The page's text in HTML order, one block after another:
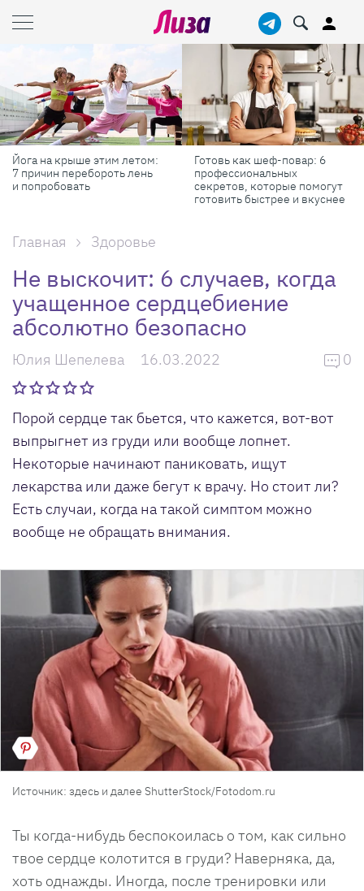
Готовь как шеф-повар: 6
профессиональных
секретов, которые помогут
Масштабные приключения:
самые красивые фестивали
России в августе
Главная Здоровье
Не выскочит: 6 случаев, когда
учащенное сердцебиение
абсолютно безопасно
Юлия Шепелева 16.03.2022 0
Порой сердце так бьется, что кажется, вот-вот
выпрыгнет из груди или вообще лопнет.
Некоторые начинают паниковать, ищут
лекарства или даже бегут к врачу. Но стоит ли?
Есть случаи, когда на такой симптом можно
вообще не обращать внимания.
Источник: здесь и далее ShutterStock/Fotodom.ru
Ты когда-нибудь беспокоилась о том, как сильно
твое сердце колотится в груди? Наверняка, да,
хоть однажды. Иногда, после тренировки или